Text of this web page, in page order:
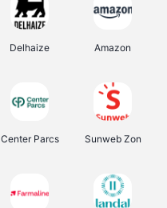
Delhaize Amazon
Center Parcs Sunweb Zon